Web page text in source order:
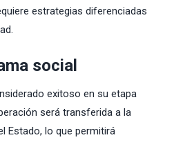
estrategias diferenciadas
social
exitoso en su etapa
será transferida a la
Estado, lo que permitirá